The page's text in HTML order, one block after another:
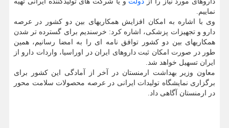
نماییم.
وی با اشاره به امکان افزایش همکاریهای بین دو کشور در عرصه
دارو و تجهیزات پزشکی، اشاره کرد: خرسندیم برای گسترده تر شدن
همکاریهای بین دو کشور توافق نامه ای را به امضا رسانیم، همین
طور در صورت امکان ثبت داروهای ایران در اوراسیا، واردات دارو از
ایران تسهیل خواهد شد.
معاون وزیر بهداشت ارمنستان در آخر از آمادگی این کشور برای
برگزاری نمایشگاه تولیدات ایرانی در عرصه محصولات سلامت محور
در ارمنستان آگاهی داد.